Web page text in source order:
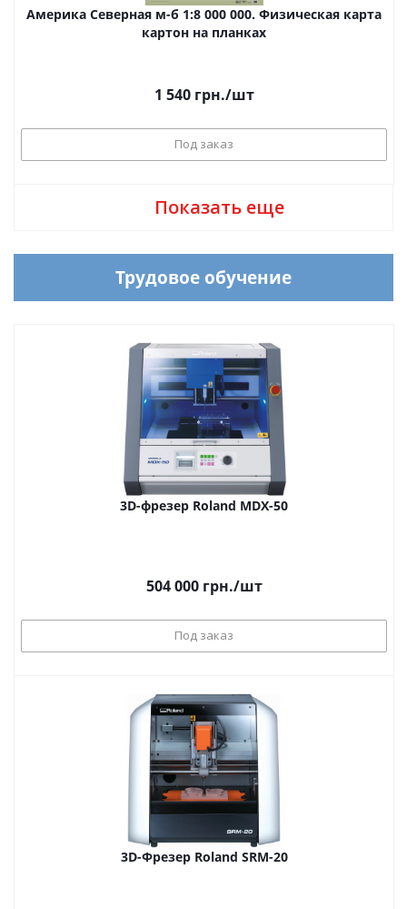
Америка Северная м-б 1:8 000 000. Физическая карта
картон на планках
1 540грн./шт
Под заказ
Показать еще
Трудовое обучение
3D-фрезер Roland MDX-50
504 000грн./шт
Под заказ
3D-Фрезер Roland SRM-20